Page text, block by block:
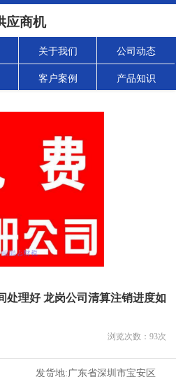
应商机
关于我们 公司动态
客户案例 产品知识
处理好 龙岗公司清算注销进度如
浏览次数： 93次
发货地:广东省深圳市宝安区